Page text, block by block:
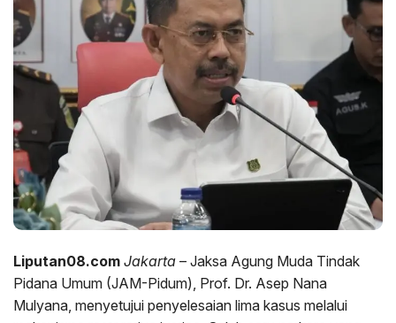
Liputan08.com Jakarta – Jaksa Agung Muda Tindak
Pidana Umum (JAM-Pidum), Prof. Dr. Asep Nana
Mulyana, menyetujui penyelesaian lima kasus melalui